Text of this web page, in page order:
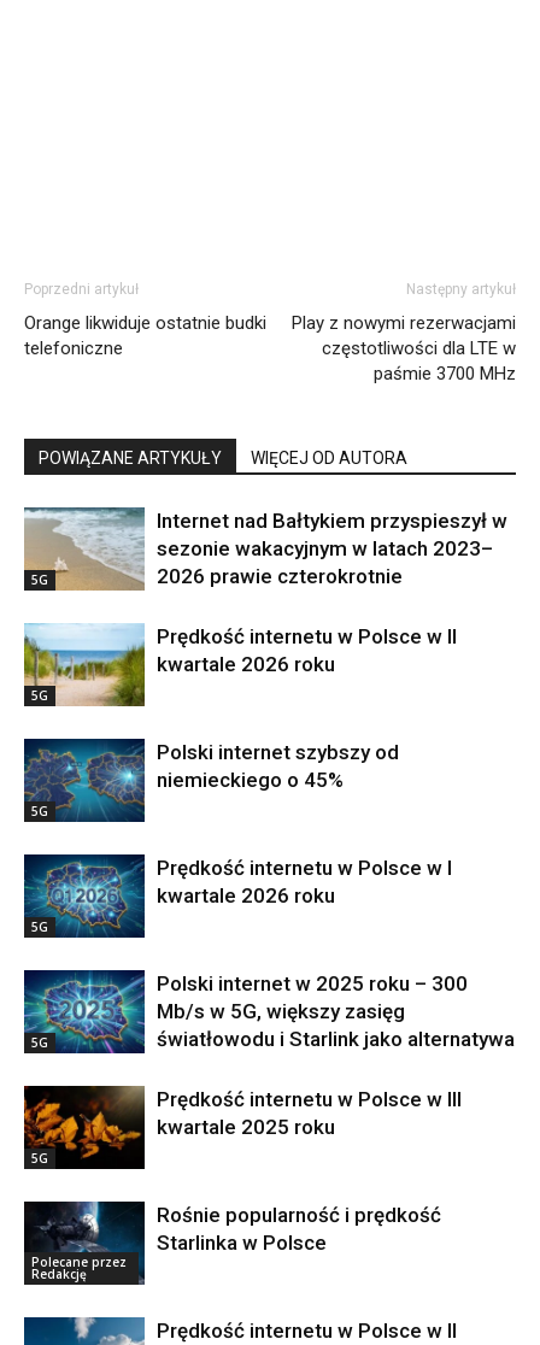
Poprzedni artykuł
Orange likwiduje ostatnie budki
telefoniczne
Następny artykuł
Play z nowymi rezerwacjami
częstotliwości dla LTE w
paśmie 3700 MHz
POWIĄZANE ARTYKUŁY WIĘCEJ OD AUTORA
5G
Internet nad Bałtykiem przyspieszył w
sezonie wakacyjnym w latach 2023–
2026 prawie czterokrotnie
5G
Prędkość internetu w Polsce w II
kwartale 2026 roku
5G
Polski internet szybszy od
niemieckiego o 45%
5G
Prędkość internetu w Polsce w I
kwartale 2026 roku
5G
Polski internet w 2025 roku – 300
Mb/s w 5G, większy zasięg
światłowodu i Starlink jako alternatywa
5G
Prędkość internetu w Polsce w III
kwartale 2025 roku
Polecane przez
Redakcję
Rośnie popularność i prędkość
Starlinka w Polsce
Prędkość internetu w Polsce w II